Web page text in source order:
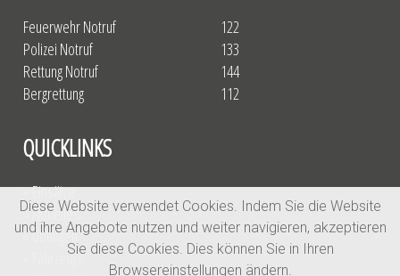
Feuerwehr Notruf
Polizei Notruf
Rettung Notruf
Bergrettung
122
133
144
112
QUICKLINKS
» Einsätze
» Aktuelles
» Übungen
» Fahrzeuge
Diese Website verwendet Cookies. Indem Sie die Website
und ihre Angebote nutzen und weiter navigieren, akzeptieren
Sie diese Cookies. Dies können Sie in Ihren
Browsereinstellungen ändern.